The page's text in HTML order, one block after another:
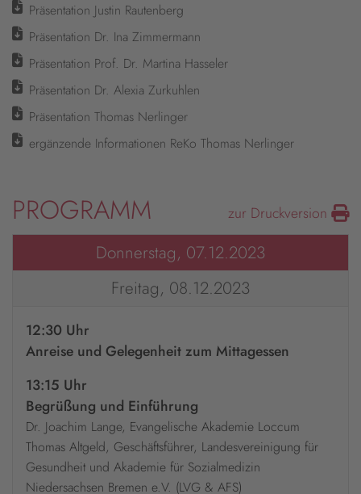
Präsentation Justin Rautenberg
Präsentation Dr. Ina Zimmermann
Präsentation Prof. Dr. Martina Hasseler
Präsentation Dr. Alexia Zurkuhlen
Präsentation Thomas Nerlinger
ergänzende Informationen ReKo Thomas Nerlinger
PROGRAMM zur Druckversion
Donnerstag, 07.12.2023
Freitag, 08.12.2023
12:30 Uhr
Anreise und Gelegenheit zum Mittagessen
13:15 Uhr
Begrüßung und Einführung
Dr. Joachim Lange, Evangelische Akademie Loccum
Thomas Altgeld, Geschäftsführer, Landesvereinigung für
Gesundheit und Akademie für Sozialmedizin
Niedersachsen Bremen e.V. (LVG & AFS)